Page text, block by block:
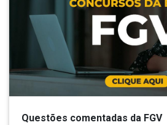
Questões comentadas da FGV